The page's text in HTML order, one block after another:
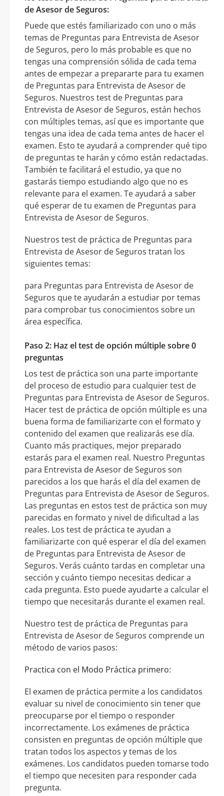
de Asesor de Seguros:
Puede que estés familiarizado con uno o más
temas de Preguntas para Entrevista de Asesor
de Seguros, pero lo más probable es que no
tengas una comprensión sólida de cada tema
antes de empezar a prepararte para tu examen
de Preguntas para Entrevista de Asesor de
Seguros. Nuestros test de Preguntas para
Entrevista de Asesor de Seguros, están hechos
con múltiples temas, así que es importante que
tengas una idea de cada tema antes de hacer el
examen. Esto te ayudará a comprender qué tipo
de preguntas te harán y cómo están redactadas.
También te facilitará el estudio, ya que no
gastarás tiempo estudiando algo que no es
relevante para el examen. Te ayudará a saber
qué esperar de tu examen de Preguntas para
Entrevista de Asesor de Seguros.
Nuestros test de práctica de Preguntas para
Entrevista de Asesor de Seguros tratan los
siguientes temas:
para Preguntas para Entrevista de Asesor de
Seguros que te ayudarán a estudiar por temas
para comprobar tus conocimientos sobre un
área específica.
Paso 2: Haz el test de opción múltiple sobre 0
preguntas
Los test de práctica son una parte importante
del proceso de estudio para cualquier test de
Preguntas para Entrevista de Asesor de Seguros.
Hacer test de práctica de opción múltiple es una
buena forma de familiarizarte con el formato y
contenido del examen que realizarás ese día.
Cuanto más practiques, mejor preparado
estarás para el examen real. Nuestro Preguntas
para Entrevista de Asesor de Seguros son
parecidos a los que harás el día del examen de
Preguntas para Entrevista de Asesor de Seguros.
Las preguntas en estos test de práctica son muy
parecidas en formato y nivel de dificultad a las
reales. Los test de práctica te ayudan a
familiarizarte con qué esperar el día del examen
de Preguntas para Entrevista de Asesor de
Seguros. Verás cuánto tardas en completar una
sección y cuánto tiempo necesitas dedicar a
cada pregunta. Esto puede ayudarte a calcular el
tiempo que necesitarás durante el examen real.
Nuestro test de práctica de Preguntas para
Entrevista de Asesor de Seguros comprende un
método de varios pasos:
Practica con el Modo Práctica primero:
El examen de práctica permite a los candidatos
evaluar su nivel de conocimiento sin tener que
preocuparse por el tiempo o responder
incorrectamente. Los exámenes de práctica
consisten en preguntas de opción múltiple que
tratan todos los aspectos y temas de los
exámenes. Los candidatos pueden tomarse todo
el tiempo que necesiten para responder cada
pregunta.